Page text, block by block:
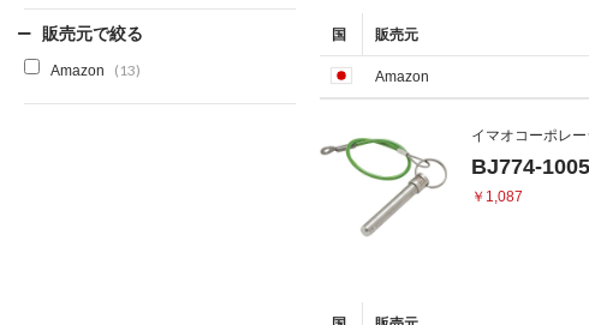
国 販売元
Amazon
イマオコーポレ
BJ774-
￥1,087
販売元で絞る
Amazon (13)